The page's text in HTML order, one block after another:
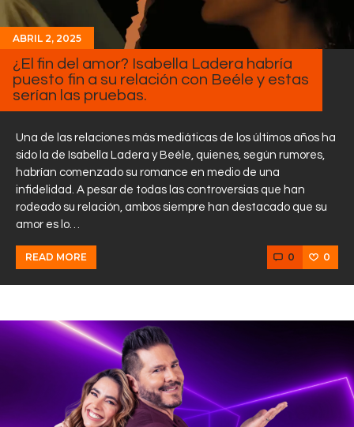
ABRIL 2, 2025
¿El fin del amor? Isabella Ladera habría
puesto fin a su relación con Beéle y estas
serían las pruebas.
Una de las relaciones más mediáticas de los últimos años ha
sido la de Isabella Ladera y Beéle, quienes, según rumores,
habrían comenzado su romance en medio de una
infidelidad. A pesar de todas las controversias que han
rodeado su relación, ambos siempre han destacado que su
amor es lo…
READ MORE 0 0